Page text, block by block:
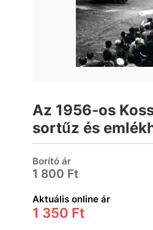
Az 1956-os
sortűz és
(spanyol)
Borító ár
1 800 Ft
Aktuális online ár
1 350 Ft